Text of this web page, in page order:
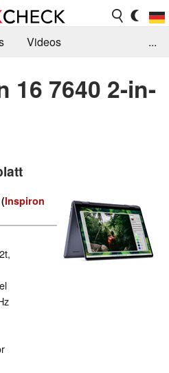
Videos
Suche
Jobs
...
16 7640 2-in-
Inspiron